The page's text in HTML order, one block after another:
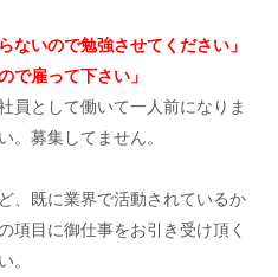
ないので勉強させてください」
で雇って下さい」
員として働いて一人前になりま
。募集してません。
、既に業界で活動されているか
項目に御仕事をお引き受け頂く
。